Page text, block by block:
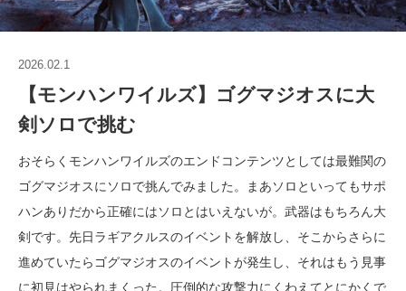
2026.02.1
【モンハンワイルズ】ゴグマジオスに大
剣ソロで挑む
おそらくモンハンワイルズのエンドコンテンツとしては最難関の
ゴグマジオスにソロで挑んでみました。まあソロといってもサポ
ハンありだから正確にはソロとはいえないが。武器はもちろん大
剣です。先日ラギアクルスのイベントを解放し、そこからさらに
進めていたらゴグマジオスのイベントが発生し、それはもう見事
に初見はやられまくった。圧倒的な攻撃力にくわえてとにかくで